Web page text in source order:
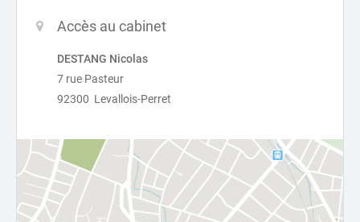
Accès au cabinet
DESTANG Nicolas
7 rue Pasteur
92300 Levallois-Perret